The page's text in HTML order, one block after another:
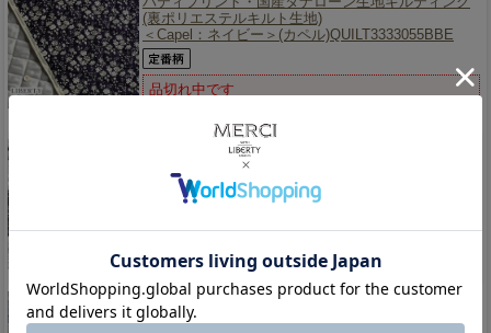
(裏ポリエステルキルト生地)
＜Capel：ネイビー＞(カペル)QUILT3333055BBE
品切れ中です
《2017年新エターナル(定番)》
リバティプリント 国産つや消しラミネート(タナロー
ンビニールコーティング生地)【エターナル】
＜Swim Dunclare＞(スウィム・ダンクレア)【黒】
販売価格484円(税込)
LIBERTY FABRICS リバティプリント 国産つや消し
ラミネート(ビニールコーティング生地)【エターナ